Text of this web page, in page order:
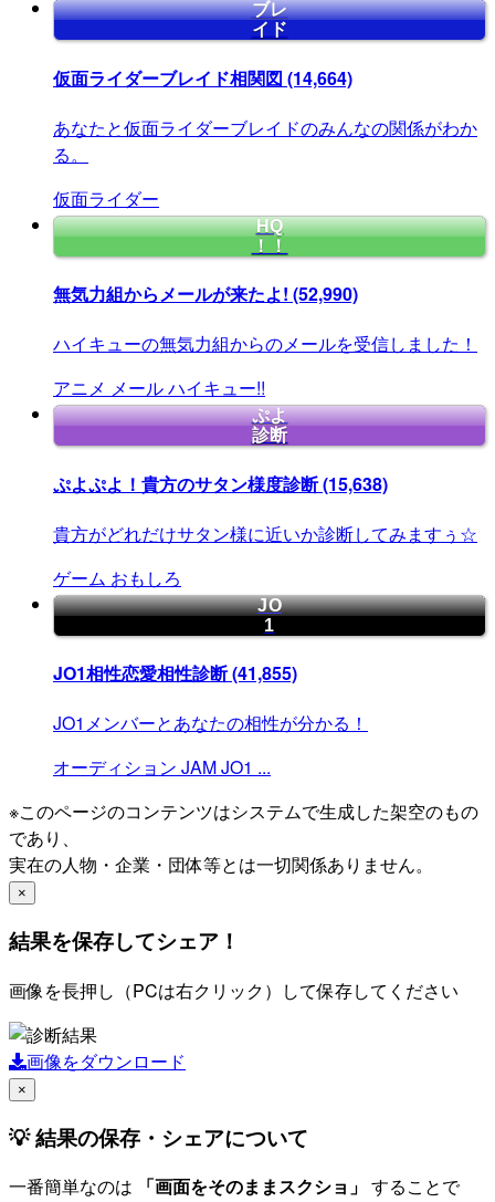
ブレ
イド
仮面ライダーブレイド相関図 (14,664)
あなたと仮面ライダーブレイドのみんなの関係がわか
る。
仮面ライダー
HQ
！！
無気力組からメールが来たよ! (52,990)
ハイキューの無気力組からのメールを受信しました！
アニメ メールハイキュー!!
ぷよ
診断
ぷよぷよ！貴方のサタン様度診断(15,638)
貴方がどれだけサタン様に近いか診断してみますぅ☆
ゲーム おもしろ
JO
1
JO1相性恋愛相性診断(41,855)
JO1メンバーとあなたの相性が分かる！
オーディション JAMJO1 ...
※このページのコンテンツはシステムで生成した架空のもの
であり、
実在の人物・企業・団体等とは一切関係ありません。
×
結果を保存してシェア！
画像を長押し（PCは右クリック）して保存してください
画像をダウンロード
×
💡 結果の保存・シェアについて
一番簡単なのは 「画面をそのままスクショ」 することで